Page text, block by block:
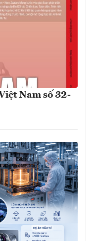
Nam số 32-